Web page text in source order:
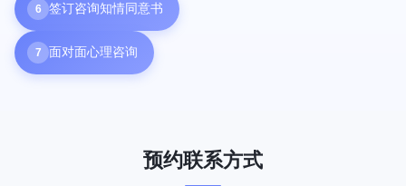
6 签订咨询知情同意书
7 面对面心理咨询
预约联系方式